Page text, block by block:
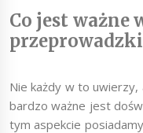
Co jest ważne
Nie każdy w to
bardzo ważne jest
tym aspekcie